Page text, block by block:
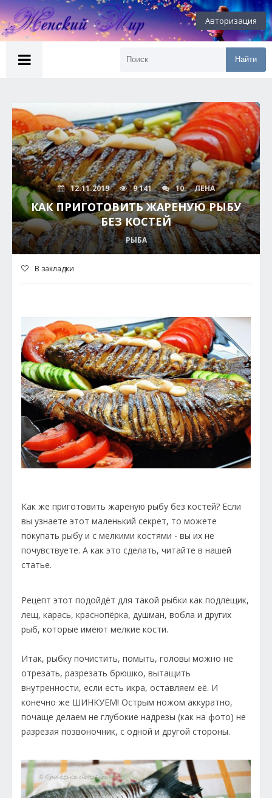
Авторизация
Найти
12.11.2019 9 141 10 ЛЕНА
КАК ПРИГОТОВИТЬ ЖАРЕНУЮ РЫБУ
БЕЗ КОСТЕЙ
РЫБА
В закладки
Как же приготовить жареную рыбу без костей? Если
вы узнаете этот маленький секрет, то можете
покупать рыбу и с мелкими костями - вы их не
почувствуете. А как это сделать, читайте в нашей
статье.
Рецепт этот подойдёт для такой рыбки как подлещик,
лещ, карась, краснопёрка, душман, вобла и других
рыб, которые имеют мелкие кости.
Итак, рыбку почистить, помыть, головы можно не
отрезать, разрезать брюшко, вытащить
внутренности, если есть икра, оставляем её. И
конечно же ШИНКУЕМ! Острым ножом аккуратно,
почаще делаем не глубокие надрезы (как на фото) не
разрезая позвоночник, с одной и другой стороны.